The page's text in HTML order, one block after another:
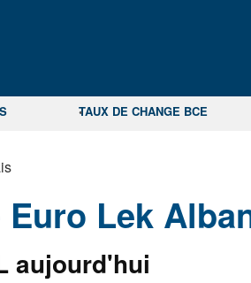
TAUX DE CHANGE BCE
Euro Lek
aujourd'hui